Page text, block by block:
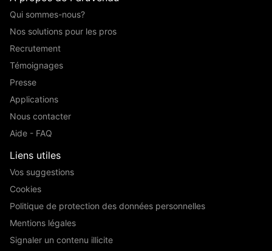
Qui sommes-nous?
Nos solutions pour les pros
Recrutement
Témoignages
Presse
Applications
Nous contacter
Aide - FAQ
Liens utiles
Vos suggestions
Cookies
Politique de protection des données personnelles
Mentions légales
Signaler un contenu illicite